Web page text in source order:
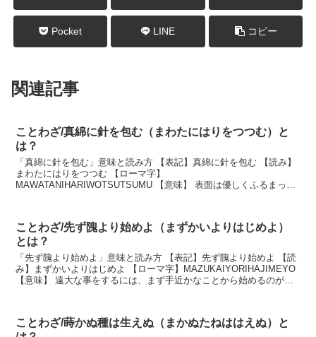
Pocket LINE コピー
関連記事
ことわざ/真綿に針を包む（まわたにはりをつつむ）と
は？
「真綿に針を包む」意味と読み方 【表記】真綿に針を包む 【読み】
まわたにはりをつつむ 【ローマ字】
MAWATANIHARIWOTSUTSUMU 【意味】 表面は優しくふるまって
ことわざ/先ず隗より始めよ（まずかいよりはじめよ）
とは？
「先ず隗より始めよ」意味と読み方 【表記】先ず隗より始めよ 【読
み】まずかいよりはじめよ 【ローマ字】MAZUKAIYORIHAJIMEYO
【意味】 遠大な事をするには、まず手近かなことから始めるのがよ
ことわざ/蒔かぬ種は生えぬ（まかぬたねははえぬ）と